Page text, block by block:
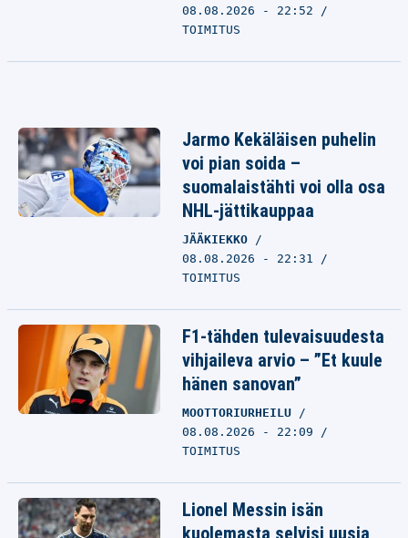
08.08.2026 - 22:52
TOIMITUS
Jarmo Kekäläisen puhelin
voi pian soida –
suomalaistähti voi olla osa
NHL-jättikauppaa
JÄÄKIEKKO
08.08.2026 - 22:31
TOIMITUS
F1-tähden tulevaisuudesta
vihjaileva arvio – ”Et kuule
hänen sanovan”
MOOTTORIURHEILU
08.08.2026 - 22:09
TOIMITUS
Lionel Messin isän
kuolemasta selvisi uusia